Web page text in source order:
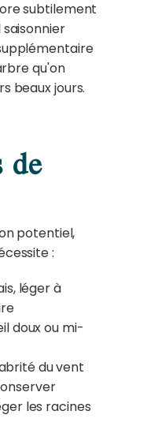
subtilement
qu'on
beaux jours.
de
potentiel,
:
léger à
doux ou mi-
du vent
les racines